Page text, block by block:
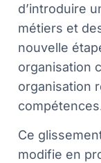
d’introduire
métiers et
nouvelle
organisation
organisation
Ce
modifie en